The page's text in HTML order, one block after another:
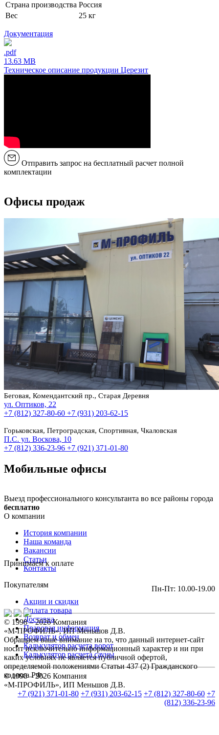
Страна производства Россия
Вес
25 кг
Документация
.pdf
13.63 MB
Техническое описание продукции Церезит
Отправить запрос на бесплатный расчет полной
комплектации
Офисы продаж
Беговая, Комендантский пр., Старая Деревня
ул. Оптиков, 22
+7 (812) 327-80-60 +7 (931) 203-62-15
Горьковская, Петроградская, Спортивная, Чкаловская
П.С. ул. Воскова, 10
+7 (812) 336-23-96 +7 (921) 371-01-80
Мобильные офисы
Выезд профессионального консультанта во все районы города
бесплатно
О компании
История компании
Наша команда
Вакансии
Статьи
Контакты
Покупателям
Акции и скидки
Оплата товара
Доставка
Правовая информация
Возврат и обмен
Калькулятор расчета ворот
Калькулятор расчета сауны
© 1998 – 2026 Компания
«М-ПРОФИЛЬ», ИП Меньшов Д.В.
+7 (921) 371-01-80 +7 (931) 203-62-15 +7 (812) 327-80-60 +7
(812) 336-23-96
Принимаем к оплате
Пн-Пт: 10.00-19.00
© 1998 – 2026 Компания
«М-ПРОФИЛЬ», ИП Меньшов Д.В.
Обращаем ваше внимание на то, что данный интернет-сайт
носит исключительно информационный характер и ни при
каких условиях не является публичной офертой,
определяемой положениями Статьи 437 (2) Гражданского
кодекса РФ.